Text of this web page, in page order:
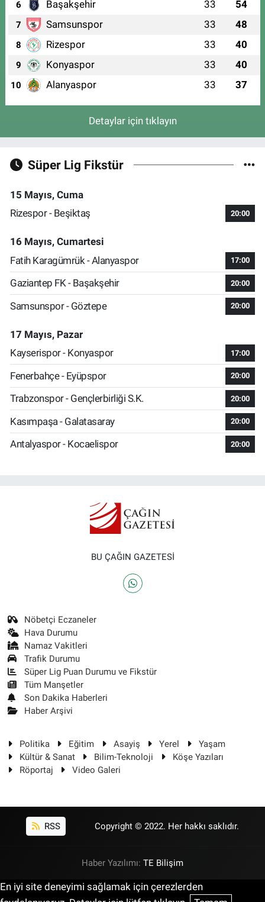
6 Başakşehir 33 54
7 Samsunspor 33 48
8 Rizespor 33 40
9 Konyaspor 33 40
10 Alanyaspor 33 37
Detaylar için tıklayın
Süper Lig Fikstür
15 Mayıs, Cuma
Rizespor - Beşiktaş
20:00
16 Mayıs, Cumartesi
Fatih Karagümrük - Alanyaspor
17:00
Gaziantep FK - Başakşehir 20:00
Samsunspor - Göztepe 20:00
17 Mayıs, Pazar
Kayserispor - Konyaspor
17:00
Fenerbahçe - Eyüpspor 20:00
Trabzonspor - Gençlerbirliği S.K. 20:00
Kasımpaşa - Galatasaray 20:00
Antalyaspor - Kocaelispor 20:00
BU ÇAĞIN GAZETESİ
Nöbetçi Eczaneler
Hava Durumu
Namaz Vakitleri
Trafik Durumu
Süper Lig Puan Durumu ve Fikstür
Tüm Manşetler
Son Dakika Haberleri
Haber Arşivi
Politika Eğitim Asayiş Yerel
Yaşam
Kültür & Sanat
Bilim-Teknoloji
Köşe Yazıları
Röportaj
Video Galeri
RSS Copyright © 2022. Her hakkı saklıdır.
Haber Yazılımı: TE Bilişim
En iyi site deneyimi sağlamak için çerezlerden